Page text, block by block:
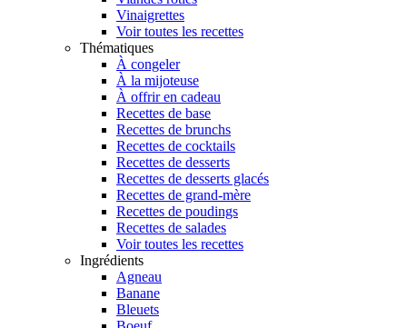
Vinaigrettes
Voir toutes les recettes
Thématiques
À congeler
À la mijoteuse
À offrir en cadeau
Recettes de base
Recettes de brunchs
Recettes de cocktails
Recettes de desserts
Recettes de desserts glacés
Recettes de grand-mère
Recettes de poudings
Recettes de salades
Voir toutes les recettes
Ingrédients
Agneau
Banane
Bleuets